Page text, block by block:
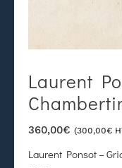
Laurent
360,00€ (300,00€
Laurent Ponsot –